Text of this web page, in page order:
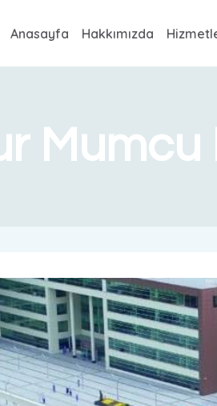
Anasayfa Hakkımızda
Mumcu